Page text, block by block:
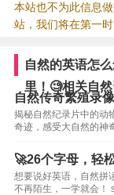
本站也不为此信息
站，我们将在第一
自然的英语怎
里！🧐相关自
自然传奇繁殖录
揭秘自然纪录片中的动
奇迹，感受大自然的神
🚀26个字母，轻
想要说好英语，自然拼
不再陌生，一学就会！